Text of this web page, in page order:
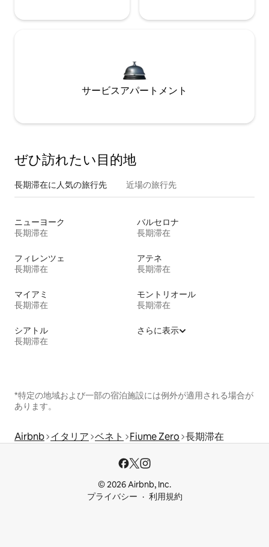
サービスアパートメント
ぜひ訪⁠れ⁠た⁠い目⁠的⁠地
長期滞在に人気の旅行先 近場の旅行先
ニューヨーク
長期滞在
バルセロナ
長期滞在
フィレンツェ
長期滞在
アテネ
長期滞在
マイアミ
長期滞在
モントリオール
長期滞在
シアトル
長期滞在
さらに表示
*特定の地域および一部の宿泊施設には例外が適用される場合が
あります。
Airbnb イタリア ベネト Fiume Zero 長期滞在
© 2026 Airbnb, Inc.
プライバシー
利用規約